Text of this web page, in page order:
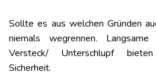
Sollte es aus welchen Gründen
niemals wegrennen.
Versteck/ Unterschlupf
Sicherheit.